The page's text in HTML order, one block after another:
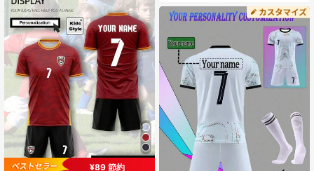
ト
¥89 節約
ングギア、パーソナライズギフト